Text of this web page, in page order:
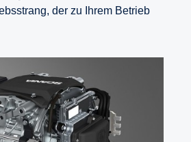
der zu Ihrem Betrieb